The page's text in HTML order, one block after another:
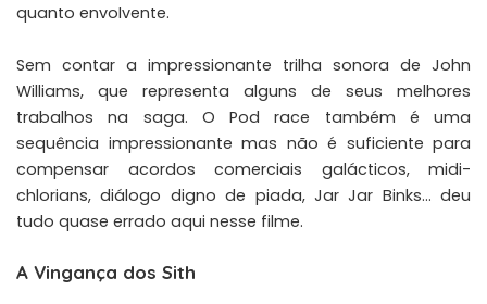
quanto envolvente.
Sem contar a impressionante trilha sonora de John
Williams, que representa alguns de seus melhores
trabalhos na saga. O Pod race também é uma
sequência impressionante mas não é suficiente para
compensar acordos comerciais galácticos, midi-
chlorians, diálogo digno de piada, Jar Jar Binks… deu
tudo quase errado aqui nesse filme.
A Vingança dos Sith